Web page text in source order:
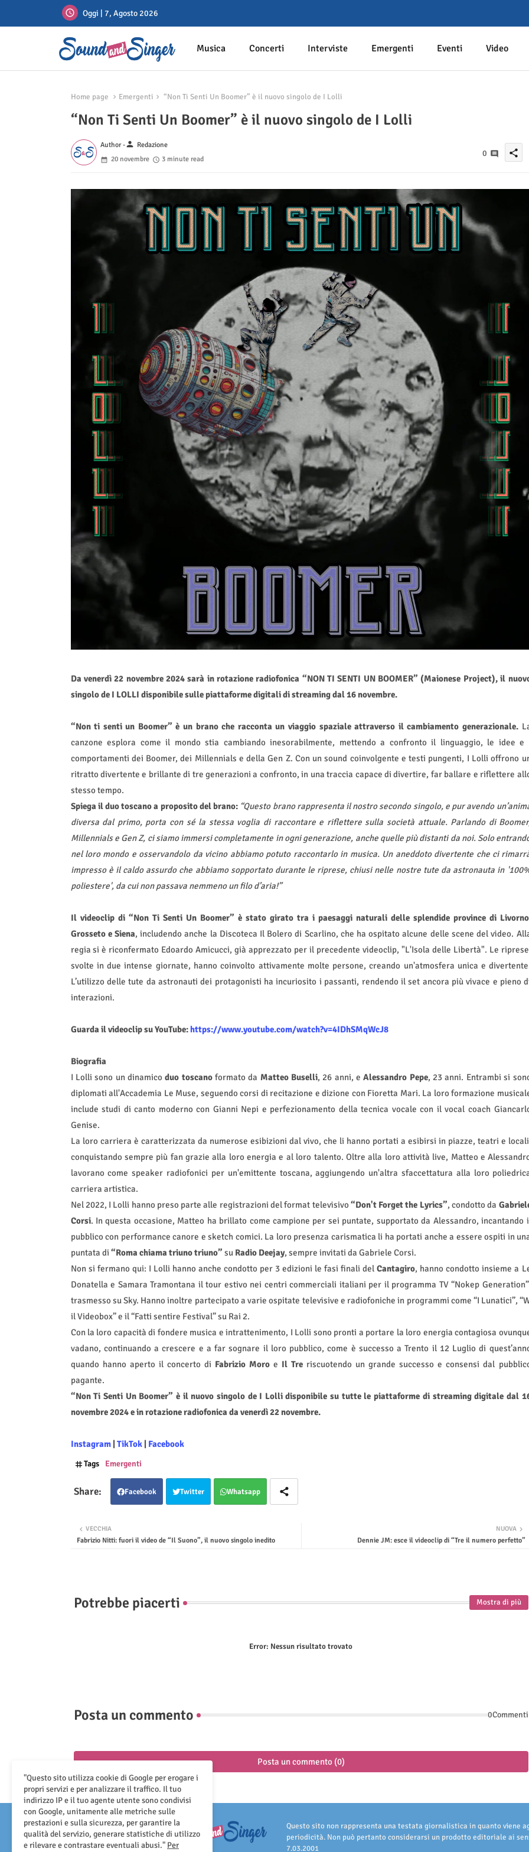
Oggi | 7, Agosto 2026
Musica Concerti Interviste Emergenti Eventi Video
Home page Emergenti “Non Ti Senti Un Boomer” è il nuovo singolo de I Lolli
“Non Ti Senti Un Boomer” è il nuovo singolo de I Lolli
Author -person Redazione
20 novembre
3 minute read
0 share
Da venerdì 22 novembre 2024 sarà in rotazione radiofonica “NON TI SENTI UN BOOMER” (Maionese Project), il
singolo de I LOLLI disponibile sulle piattaforme digitali di streaming dal 16 novembre.
“Non ti senti un Boomer” è un brano che racconta un viaggio spaziale attraverso il cambiamento generazionale.
canzone esplora come il mondo stia cambiando inesorabilmente, mettendo a confronto il linguaggio, le idee e
comportamenti dei Boomer, dei Millennials e della Gen Z. Con un sound coinvolgente e testi pungenti, I Lolli offrono
ritratto divertente e brillante di tre generazioni a confronto, in una traccia capace di divertire, far ballare e riflettere
stesso tempo.
Spiega il duo toscano a proposito del brano: “Questo brano rappresenta il nostro secondo singolo, e pur avendo
diversa dal primo, porta con sé la stessa voglia di raccontare e riflettere sulla società attuale. Parlando di
Millennials e Gen Z, ci siamo immersi completamente in ogni generazione, anche quelle più distanti da noi. Solo
nel loro mondo e osservandolo da vicino abbiamo potuto raccontarlo in musica. Un aneddoto divertente che ci
impresso è il caldo assurdo che abbiamo sopportato durante le riprese, chiusi nelle nostre tute da astronauta in
poliestere', da cui non passava nemmeno un filo d’aria!”
Il videoclip di “Non Ti Senti Un Boomer” è stato girato tra i paesaggi naturali delle splendide province di
Grosseto e Siena, includendo anche la Discoteca Il Bolero di Scarlino, che ha ospitato alcune delle scene del video.
regia si è riconfermato Edoardo Amicucci, già apprezzato per il precedente videoclip, "L'Isola delle Libertà". Le
svolte in due intense giornate, hanno coinvolto attivamente molte persone, creando un'atmosfera unica e
L’utilizzo delle tute da astronauti dei protagonisti ha incuriosito i passanti, rendendo il set ancora più vivace e pieno
interazioni.
Guarda il videoclip su YouTube: https://www.youtube.com/watch?v=4IDhSMqWcJ8
Biografia
I Lolli sono un dinamicoduo toscanoformato da Matteo Buselli, 26 anni, eAlessandro Pepe, 23 anni. Entrambi si
diplomati all'Accademia Le Muse, seguendo corsi di recitazione e dizione con Fioretta Mari. La loro formazione
include studi di canto moderno con Gianni Nepi e perfezionamento della tecnica vocale con il vocal coach
Genise.
La loro carriera è caratterizzata da numerose esibizioni dal vivo, che li hanno portati a esibirsi in piazze, teatri e
conquistando sempre più fan grazie alla loro energia e al loro talento. Oltre alla loro attività live, Matteo e
lavorano come speaker radiofonici per un'emittente toscana, aggiungendo un'altra sfaccettatura alla loro
carriera artistica.
Nel 2022, I Lolli hanno preso parte alle registrazioni del format televisivo “Don't Forget the Lyrics”, condotto da
Corsi. In questa occasione, Matteo ha brillato come campione per sei puntate, supportato da Alessandro, incantando
pubblico con performance canore e sketch comici. La loro presenza carismatica li ha portati anche a essere ospiti in
puntata di “Roma chiama triuno triuno” su Radio Deejay, sempre invitati da Gabriele Corsi.
Non si fermano qui: I Lolli hanno anche condotto per 3 edizioni le fasi finali delCantagiro, hanno condotto insieme a
Donatella e Samara Tramontana il tour estivo nei centri commerciali italiani per il programma TV “Nokep
trasmesso su Sky. Hanno inoltre partecipato a varie ospitate televisive e radiofoniche in programmi come “I Lunatici”,
il Videobox” e il “Fatti sentire Festival” su Rai 2.
Con la loro capacità di fondere musica e intrattenimento, I Lolli sono pronti a portare la loro energia contagiosa
vadano, continuando a crescere e a far sognare il loro pubblico, come è successo a Trento il 12 Luglio di
quando hanno aperto il concerto di Fabrizio Moroe Il Tre riscuotendo un grande successo e consensi dal
pagante.
“Non Ti Senti Un Boomer” è il nuovo singolo de I Lolli disponibile su tutte le piattaforme di streaming digitale dal
novembre 2024 e in rotazione radiofonica da venerdì 22 novembre.
Instagram| TikTok| Facebook
Tags Emergenti
Facebook Twitter Whatsapp
NUOVA
Dennie JM: esce il videoclip di “Tre il numero perfetto”
VECCHIA
Fabrizio Nitti: fuori il video de “Il Suono”, il nuovo singolo inedito
Potrebbe piacerti Mostra di più
Error: Nessun risultato trovato
Posta un commento 0Commenti
Posta un commento (0)
Questo sito non rappresenta una testata giornalistica in quanto viene
periodicità. Non può pertanto considerarsi un prodotto editoriale ai
7.03.2001
"Questo sito utilizza cookie di Google per erogare i
propri servizi e per analizzare il traffico. Il tuo
indirizzo IP e il tuo agente utente sono condivisi
con Google, unitamente alle metriche sulle
prestazioni e sulla sicurezza, per garantire la
qualità del servizio, generare statistiche di utilizzo
e rilevare e contrastare eventuali abusi." Per